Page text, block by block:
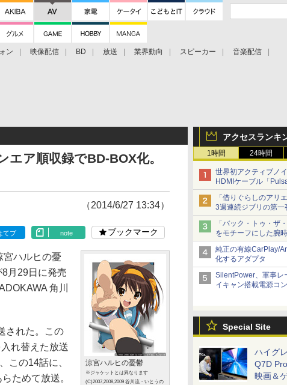
ン 映像配信 BD 放送 業界動向 スピーカー
音楽配信
アクセスランキ
1時間 24時間
世界初アクティブノ
HDMIケーブル「
から
「借りぐらしのアリ
3週連続ジブリの第一
「バック・トゥ・ザ
をモチーフにした腕
純正の有線CarPlay/
化するアダプタ
SilentPower、軍事レ
イキャン搭載電源コ
Special Site
ハイグ
Q7D
映画＆
エア順収録でBD-BOX化。
（2014/6/27 13:34）
てブ note ブックマーク
涼宮ハルヒの憂鬱
※ジャケットとは異なります
(C)2007,2008,2009 谷川流・いとうの
ハルヒの憂
月29日に発売
角川
された。この
れ替えた放送
この14話に、
ためて放送。